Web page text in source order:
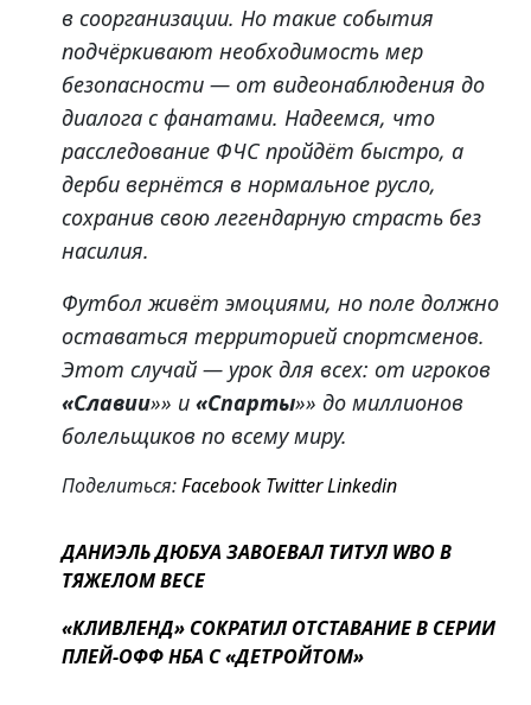
в соорганизации. Но такие события
подчёркивают необходимость мер
безопасности — от видеонаблюдения до
диалога с фанатами. Надеемся, что
расследование ФЧС пройдёт быстро, а
дерби вернётся в нормальное русло,
сохранив свою легендарную страсть без
насилия.
Футбол живёт эмоциями, но поле должно
оставаться территорией спортсменов.
Этот случай — урок для всех: от игроков
«Славии»» и «Спарты»» до миллионов
болельщиков по всему миру.
Поделиться:Facebook TwitterLinkedin
ДАНИЭЛЬ ДЮБУА ЗАВОЕВАЛ ТИТУЛ WBO В
ТЯЖЕЛОМ ВЕСЕ
«КЛИВЛЕНД» СОКРАТИЛ ОТСТАВАНИЕ В СЕРИИ
ПЛЕЙ-ОФФ НБА С «ДЕТРОЙТОМ»